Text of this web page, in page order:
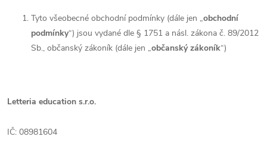
Tyto všeobecné obchodní podmínky (dále jen „obchodní
podmínky“) jsou vydané dle § 1751 a násl. zákona č. 89/2012
Sb., občanský zákoník (dále jen „občanský zákoník“)
Letteria education s.r.o.
IČ: 08981604